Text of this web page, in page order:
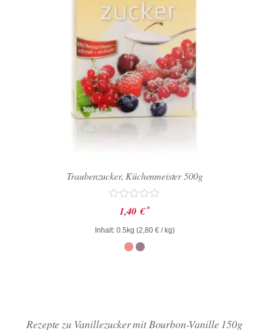
Traubenzucker, Küchenmeister 500g
Bewertet
mit
0
von
1,40 € *
Inhalt: 0.5kg (2,80 €/ kg)
Rezepte zu Vanillezucker mit Bourbon-Vanille 150g